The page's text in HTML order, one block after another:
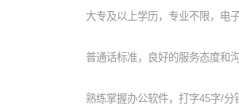
大专及以上学历，专业不限，电
普通话标准，良好的服务态度和
熟练掌握办公软件，打字45字/分